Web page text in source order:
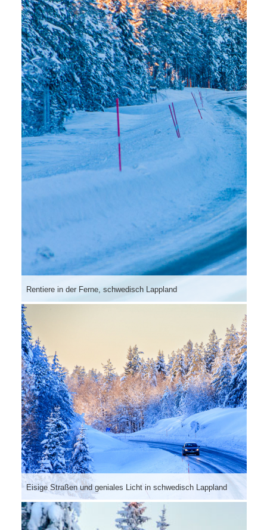
Rentiere in der Ferne, schwedisch Lappland
Eisige Straßen und geniales Licht in schwedisch Lappland